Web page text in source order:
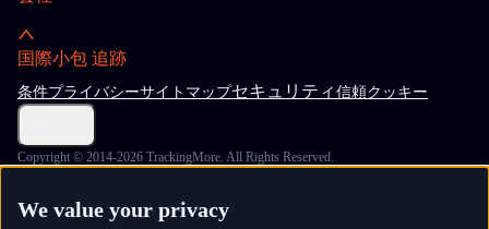
国際小包 追跡
条件プライバシーサイトマップセキュリティ 信頼クッキー
Copyright © 2014-2026 TrackingMore. All Rights Reserved.
We value your privacy